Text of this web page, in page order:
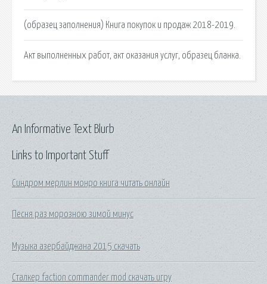
(образец заполнения) Книга покупок и продаж 2018-2019.
Акт выполненных работ, акт оказания услуг, образец бланка.
Links to Important Stuff
Синдром мерлин монро книга читать онлайн
Песня раз морозною зимой минус
Музыка азербайджана 2015 скачать
Сталкер faction commander mod скачать игру
An Informative Text Blurb